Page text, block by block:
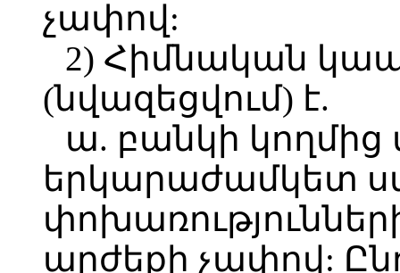
չափով:
2) Հիմնական
(նվազեցվում) է.
ա. բանկի
երկարաժամկետ
արժեքի չափով: Ընդ